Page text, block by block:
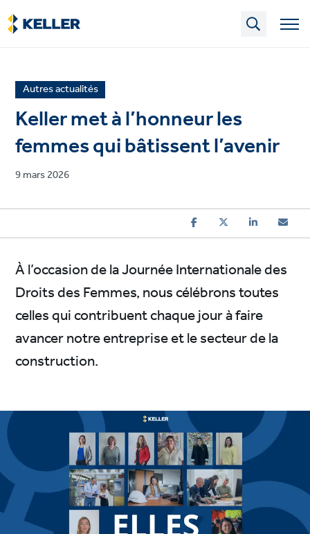
Skip
to
main
News
article
category
Autres actualités
Keller met à l’honneur les
femmes qui bâtissent l’avenir
Published
9 mars 2026
À l’occasion de la Journée Internationale des
Droits des Femmes, nous célébrons toutes
celles qui contribuent chaque jour à faire
avancer notre entreprise et le secteur de la
construction.